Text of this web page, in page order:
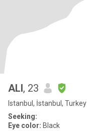
ALI, 23
Istanbul, İstanbul, Turkey
Seeking:
Eye color: Black